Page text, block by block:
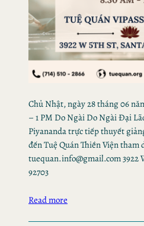
Chủ Nhật, ngày 28 tháng 06
– 1 PM Do Ngài Do Ngài Đại
Piyananda trực tiếp thuyết
đến Tuệ Quán Thiền Viện tham
tuequan.info@gmail.com 3922
92703
Read more